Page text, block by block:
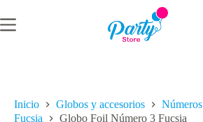
al
contenido
Inicio Globos y accesorios
Números
Fucsia
Globo Foil Número 3 Fucsia